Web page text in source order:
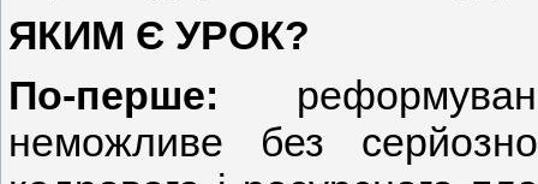
ЯКИМ Є УРОК?
По-перше:
неможливе без